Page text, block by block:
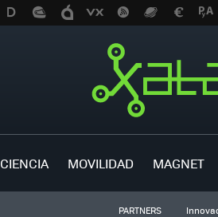
CIENCIA MOVILIDAD MAGNET
PARTNERS